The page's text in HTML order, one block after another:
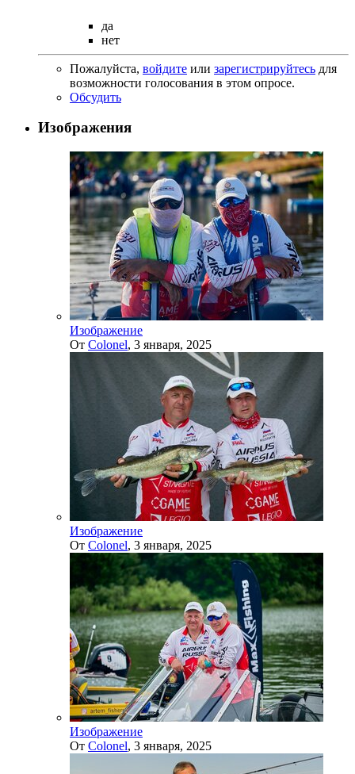
да
нет
Пожалуйста, войдите или зарегистрируйтесь для
возможности голосования в этом опросе.
Обсудить
Изображения
Изображение
От Colonel, 3 января, 2025
Изображение
От Colonel, 3 января, 2025
Изображение
От Colonel, 3 января, 2025